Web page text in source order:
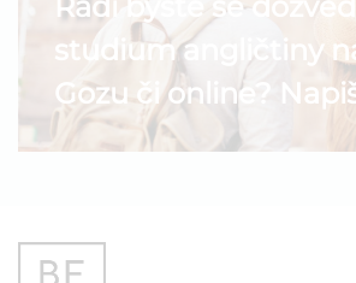
studium angličtiny
Gozu či online?